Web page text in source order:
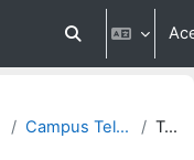
Alternar entrada
Campus Telêmaco Borba Técnico